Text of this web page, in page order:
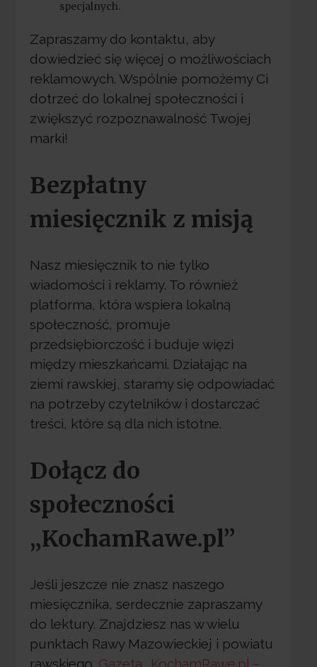
specjalnych.
Zapraszamy do kontaktu, aby
dowiedzieć się więcej o możliwościach
reklamowych. Wspólnie pomożemy Ci
dotrzeć do lokalnej społeczności i
zwiększyć rozpoznawalność Twojej
marki!
Bezpłatny
miesięcznik z misją
Nasz miesięcznik to nie tylko
wiadomości i reklamy. To również
platforma, która wspiera lokalną
społeczność, promuje
przedsiębiorczość i buduje więzi
między mieszkańcami. Działając na
ziemi rawskiej, staramy się odpowiadać
na potrzeby czytelników i dostarczać
treści, które są dla nich istotne.
Dołącz do
społeczności
„KochamRawe.pl”
Jeśli jeszcze nie znasz naszego
miesięcznika, serdecznie zapraszamy
do lektury. Znajdziesz nas w wielu
punktach Rawy Mazowieckiej i powiatu
rawskiego. Gazeta „KochamRawe.pl –